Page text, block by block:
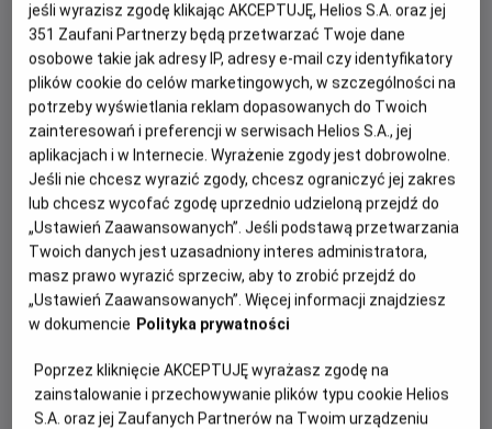
REŻYSERIA
André Rieu
SCENARIUSZ
André Rieu
OBSADA
André Rieu, Maja Jasińska, Johann Strauss Orchestra
WIĘCEJ SZCZEGÓŁÓW
GODZINY SEANSÓW
PIĄTEK, 21 SIERPNIA 2026
PIĄTEK,
21
SIERPNIA
2026
18:00*
2D, napisy
POKAŻ KOLEJNE DNI
* nie obowiązują kupony i zaproszenia
OPIS WYDARZENIA
jeśli wyrazisz zgodę klikając AKCEPTUJĘ, Helios S.A. oraz jej
351 Zaufani Partnerzy będą przetwarzać Twoje dane
osobowe takie jak adresy IP, adresy e-mail czy identyfikatory
plików cookie do celów marketingowych, w szczególności na
potrzeby wyświetlania reklam dopasowanych do Twoich
zainteresowań i preferencji w serwisach Helios S.A., jej
aplikacjach i w Internecie. Wyrażenie zgody jest dobrowolne.
Jeśli nie chcesz wyrazić zgody, chcesz ograniczyć jej zakres
lub chcesz wycofać zgodę uprzednio udzieloną przejdź do
„Ustawień Zaawansowanych”. Jeśli podstawą przetwarzania
Twoich danych jest uzasadniony interes administratora,
masz prawo wyrazić sprzeciw, aby to zrobić przejdź do
„Ustawień Zaawansowanych”. Więcej informacji znajdziesz
w dokumencie Polityka prywatności
Poprzez kliknięcie AKCEPTUJĘ wyrażasz zgodę na
zainstalowanie i przechowywanie plików typu cookie Helios
S.A. oraz jej Zaufanych Partnerów na Twoim urządzeniu